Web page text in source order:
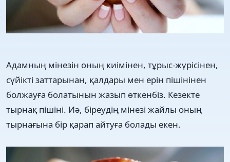
Адамның мінезін оның киімінен, тұрыс-жүрісінен,
сүйікті заттарынан, қалдары мен ерін пішінінен
болжауға болатынын жазып өткенбіз. Кезекте
тырнақ пішіні. Иә, біреудің мінезі жайлы оның
тырнағына бір қарап айтуға болады екен.